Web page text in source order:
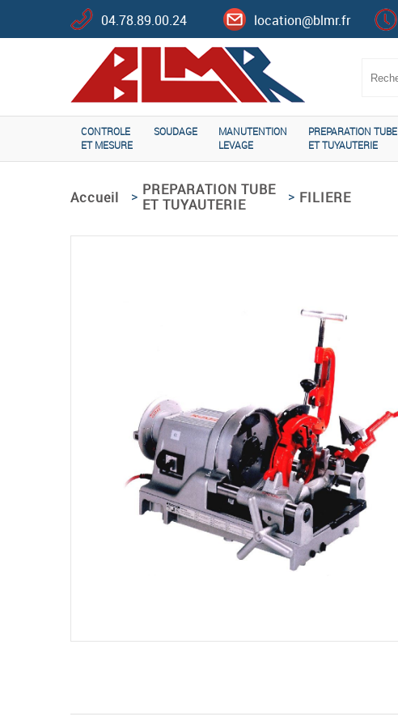
04.78.89.00.24 location@blmr.fr
CONTROLE
ET MESURE
SOUDAGE
MANUTENTION
LEVAGE
PREPARATION TUBE
ET TUYAUTERIE
Accueil > PREPARATION TUBE
ET TUYAUTERIE
> FILIERE